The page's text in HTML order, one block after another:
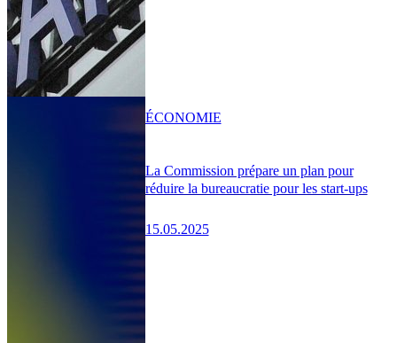
La Commission prépare un plan pour
réduire la bureaucratie pour les start-ups
15.05.2025
ÉCONOMIE